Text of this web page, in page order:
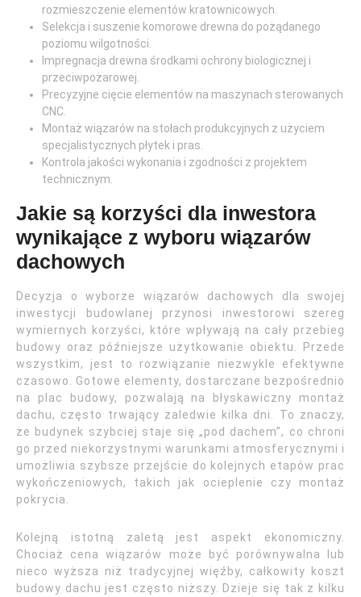
rozmieszczenie elementów kratownicowych.
Selekcja i suszenie komorowe drewna do pożądanego
poziomu wilgotności.
Impregnacja drewna środkami ochrony biologicznej i
przeciwpożarowej.
Precyzyjne cięcie elementów na maszynach sterowanych
CNC.
Montaż wiązarów na stołach produkcyjnych z użyciem
specjalistycznych płytek i pras.
Kontrola jakości wykonania i zgodności z projektem
technicznym.
Jakie są korzyści dla inwestora
wynikające z wyboru wiązarów
dachowych
Decyzja o wyborze wiązarów dachowych dla swojej
inwestycji budowlanej przynosi inwestorowi szereg
wymiernych korzyści, które wpływają na cały przebieg
budowy oraz późniejsze użytkowanie obiektu. Przede
wszystkim, jest to rozwiązanie niezwykle efektywne
czasowo. Gotowe elementy, dostarczane bezpośrednio
na plac budowy, pozwalają na błyskawiczny montaż
dachu, często trwający zaledwie kilka dni. To znaczy,
że budynek szybciej staje się „pod dachem”, co chroni
go przed niekorzystnymi warunkami atmosferycznymi i
umożliwia szybsze przejście do kolejnych etapów prac
wykończeniowych, takich jak ocieplenie czy montaż
pokrycia.
Kolejną istotną zaletą jest aspekt ekonomiczny.
Chociaż cena wiązarów może być porównywalna lub
nieco wyższa niż tradycyjnej więźby, całkowity koszt
budowy dachu jest często niższy. Dzieje się tak z kilku